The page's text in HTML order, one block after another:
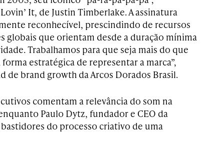
It, de Justin Timberlake. A assinatura
reconhecível, prescindindo de recursos
globais que orientam desde a duração mínima
Trabalhamos para que seja mais do que
estratégica de representar a marca”,
de brand growth da Arcos Dorados Brasil.
comentam a relevância do som na
Paulo Dytz, fundador e CEO da
do processo criativo de uma